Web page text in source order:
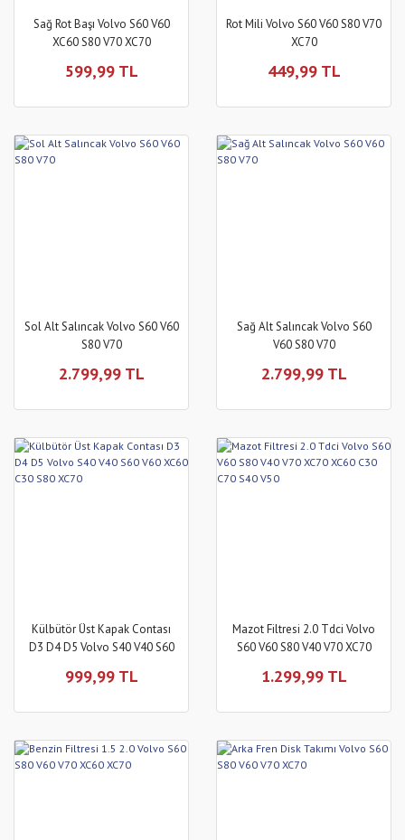
Sağ Rot Başı Volvo S60 V60
XC60 S80 V70 XC70
599,99 TL
Rot Mili Volvo S60 V60 S80 V70
XC70
449,99 TL
Sol Alt Salıncak Volvo S60 V60
S80 V70
2.799,99 TL
Sağ Alt Salıncak Volvo S60
V60 S80 V70
2.799,99 TL
Külbütör Üst Kapak Contası
D3 D4 D5 Volvo S40 V40 S60
999,99 TL
Mazot Filtresi 2.0 Tdci Volvo
S60 V60 S80 V40 V70 XC70
1.299,99 TL